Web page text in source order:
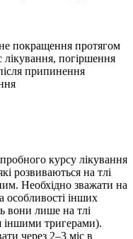
покращення протягом
лікування, погіршення
припинення
курсу лікування
розвиваються на тлі
Необхідно зважати на
особливості інших
вони лише на тлі
іншими тригерами).
через 2–3 міс в